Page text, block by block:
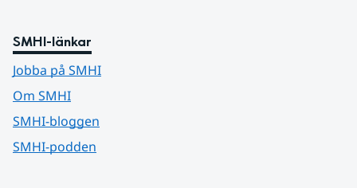
SMHI-länkar
Jobba på SMHI
Om SMHI
SMHI-bloggen
SMHI-podden